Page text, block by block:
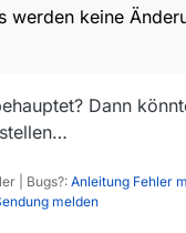
werden keine
Dann
| Bugs?: Anleitung Fehler
melden